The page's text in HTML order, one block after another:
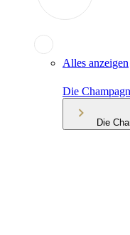
Alles anzeigen
Die
Die